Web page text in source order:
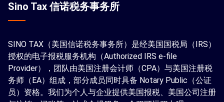
Sino Tax 信诺税务事务所
SINO TAX（美国信诺税务事务所）是经美国国税局（IRS）
授权的电子报税服务机构（Authorized IRS e-file
Provider），团队由美国注册会计师（CPA）与美国注册税
务师（EA）组成，部分成员同时具备 Notary Public（公证
员）资格。我们为个人与企业提供美国报税、美国公司注册